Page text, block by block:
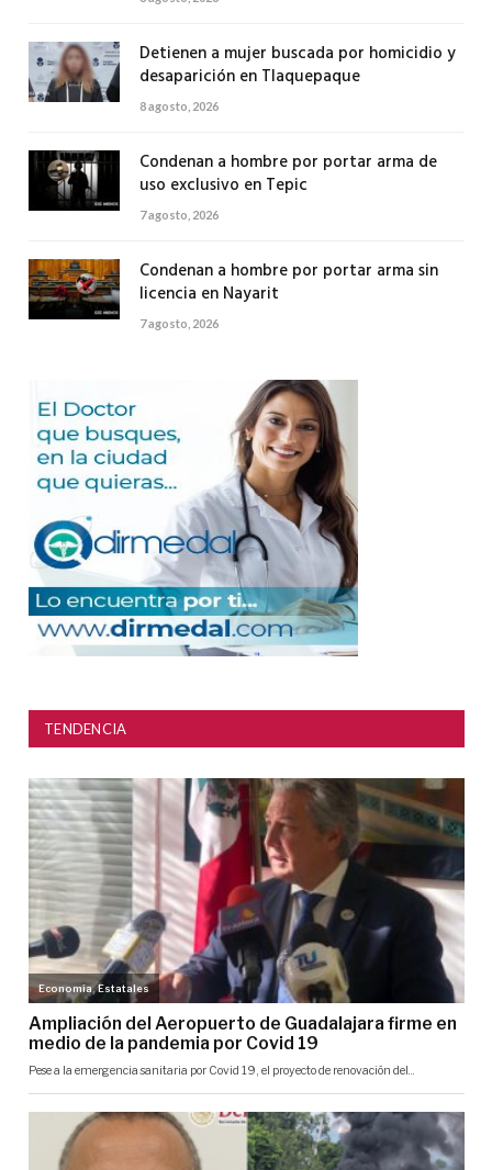
Detienen a mujer buscada por homicidio y
desaparición en Tlaquepaque
8 agosto, 2026
Condenan a hombre por portar arma de
uso exclusivo en Tepic
7 agosto, 2026
Condenan a hombre por portar arma sin
licencia en Nayarit
7 agosto, 2026
TENDENCIA